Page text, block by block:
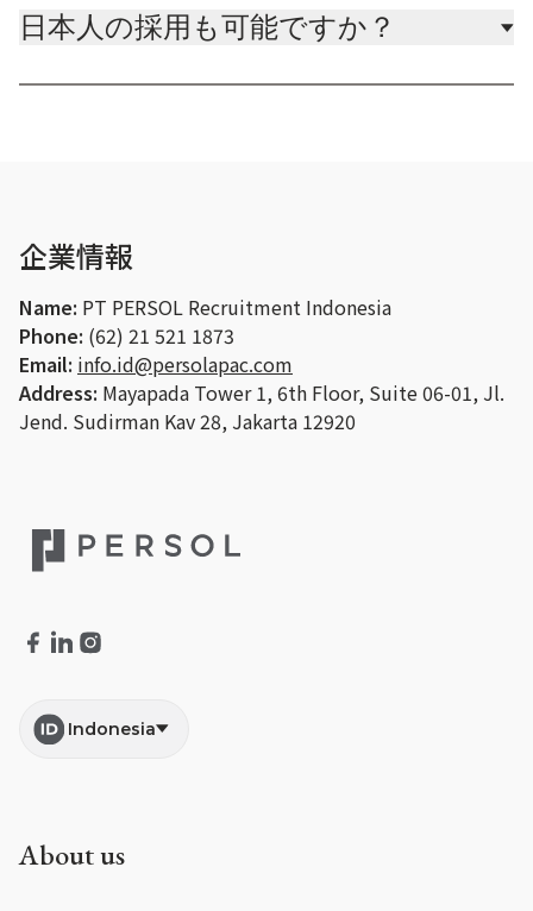
日本人の採用も可能ですか？
企業情報
Name: PT PERSOL Recruitment Indonesia
Phone: (62) 21 521 1873
Email: info.id@persolapac.com
Address: Mayapada Tower 1, 6th Floor, Suite 06-01, Jl.
Jend. Sudirman Kav 28, Jakarta 12920
Indonesia
About us